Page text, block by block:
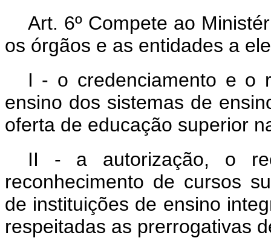
Art. 6º Compete ao
os órgãos e as entidades a
I - o credenciamento e o
ensino dos sistemas de
oferta de educação superior
II - a autorização, o
reconhecimento de cursos
de instituições de ensino
respeitadas as prerrogativas